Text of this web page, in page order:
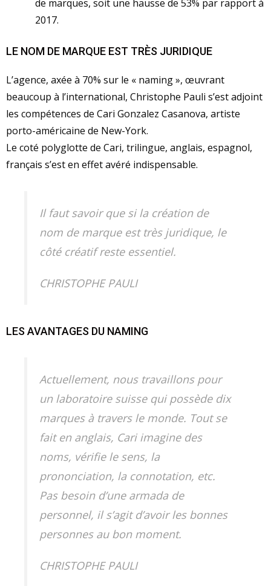
de marques, soit une hausse de 53% par rapport à
2017.
LE NOM DE MARQUE EST TRÈS JURIDIQUE
L’agence, axée à 70% sur le « naming », œuvrant
beaucoup à l’international, Christophe Pauli s’est adjoint
les compétences de Cari Gonzalez Casanova, artiste
porto-américaine de New-York.
Le coté polyglotte de Cari, trilingue, anglais, espagnol,
français s’est en effet avéré indispensable.
Il faut savoir que si la création de
nom de marque est très juridique, le
côté créatif reste essentiel.
CHRISTOPHE PAULI
LES AVANTAGES DU NAMING
Actuellement, nous travaillons pour
un laboratoire suisse qui possède dix
marques à travers le monde. Tout se
fait en anglais, Cari imagine des
noms, vérifie le sens, la
prononciation, la connotation, etc.
Pas besoin d’une armada de
personnel, il s’agit d’avoir les bonnes
personnes au bon moment.
CHRISTOPHE PAULI